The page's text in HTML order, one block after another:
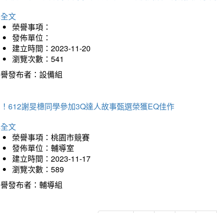
文
榮譽事項：
發佈單位：
建立時間：2023-11-20
瀏覽次數：541
發布者：設備組
612謝旻橞同學參加3Q達人故事甄選榮獲EQ佳作
文
榮譽事項：桃園市競賽
發佈單位：輔導室
建立時間：2023-11-17
瀏覽次數：589
發布者：輔導組